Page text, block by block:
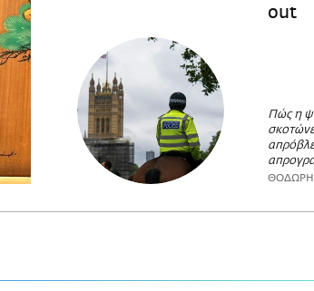
out
Πώς η